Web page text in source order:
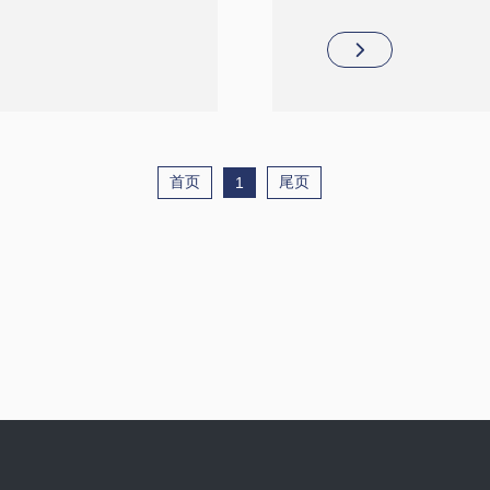
稳定性好等特点,为
Clin-TOF质谱仪于
NMPA认证的飞行时间
首页 1 尾页